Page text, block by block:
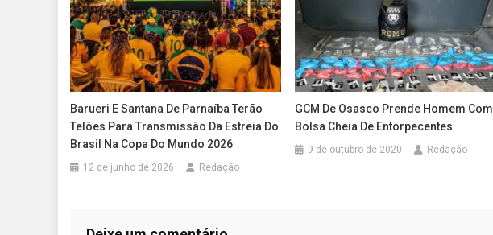
Barueri E Santana De Parnaíba Terão
Telões Para Transmissão Da Estreia Do
Brasil Na Copa Do Mundo 2026
12 de junho de 2026 Redação
GCM De Osasco Prende Homem Com
Bolsa Cheia De Entorpecentes
9 de outubro de 2020 Redação